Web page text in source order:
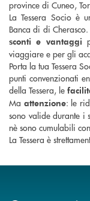
province di Cuneo,
La Tessera Socio è
Banca di di
sconti e vantaggi
viaggiare e per gli
Porta la tua Tessera
punti convenzionati
della Tessera, le
Ma attenzione: le
sono valide durante i
nè sono cumulabili
La Tessera è